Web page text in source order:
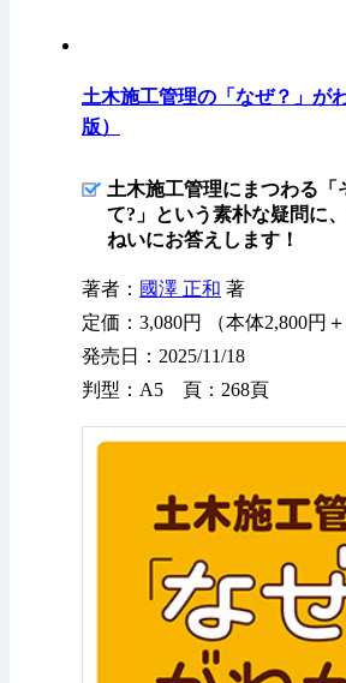
土木施工管理の「なぜ？」が
版）
土木施工管理にまつわる「
て?」という素朴な疑問に
ねいにお答えします！
著者： 國澤 正和 著
定価：3,080円 （本体2,800円＋
発売日：2025/11/18
判型：A5 頁：268頁